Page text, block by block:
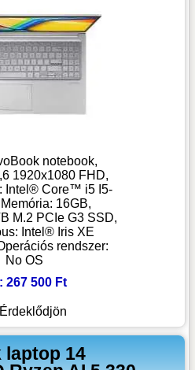
notebook,
1920x1080 FHD,
Intel® Core™ i5 I5-
16GB,
M.2 PCIe G3 SSD,
Intel® Iris XE
rendszer:
No OS
267 500 Ft
Érdeklődjön
laptop 14